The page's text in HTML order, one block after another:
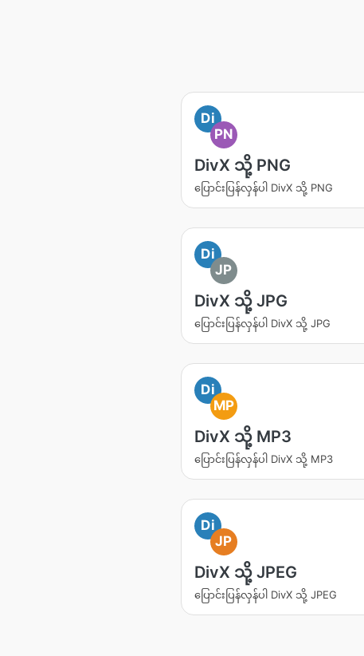
Di
PN
DivX သို့ PNG
ပြောင်းပြန်လှန်ပါ DivX သို့ PNG
Di
JP
DivX သို့ JPG
ပြောင်းပြန်လှန်ပါ DivX သို့ JPG
Di
MP
DivX သို့ MP3
ပြောင်းပြန်လှန်ပါ DivX သို့ MP3
Di
JP
DivX သို့ JPEG
ပြောင်းပြန်လှန်ပါ DivX သို့ JPEG